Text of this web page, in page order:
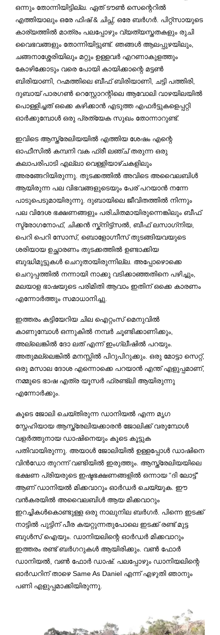
ഒന്നും തോന്നിയിട്ടില്ല. ഏത് ടൗൺ സെന്റെറിൽ
എത്തിയാലും ഒരേ ഫിഷ് & ചിപ്സ്, ഒരേ ബർഗർ. പിറ്റ്സായുടെ
കാര്യത്തിൽ മാത്രം പലപ്പോഴും വ്യത്യസ്തതകളും രുചി
വൈഭവങ്ങളും തോന്നിയിട്ടുണ്ട്. ഞങ്ങൾ ആലപ്പുഴയിലും,
ചങ്ങനാശ്ശേരിയിലും മറ്റും ഉള്ളവർ എറണാകുളത്തും
കോഴിക്കോടും വരെ പോയി കായിക്കാന്റെ മട്ടൺ
ബിരിയാണി, റഹ്മത്തിലെ ബീഫ് ബിരിയാണി, ചട്ടി പത്തിരി,
ദുബായ് പാരഗൺ റെസ്റ്റോറന്റിലെ ആവോലി വാഴയിലയിൽ
പൊള്ളിച്ചത് ഒക്കെ കഴിക്കാൻ എടുത്ത എഫർട്ടുകളെപ്പറ്റി
ഓർക്കുമ്പോൾ ഒരു പ്രത്യേക സുഖം തോന്നാറുണ്ട്.
ഇവിടെ ആസ്ത്രേലിയയിൽ എത്തിയ ശേഷം എന്റെ
ഓഫീസിൽ കമ്പനി വക ഫ്രീ ലഞ്ച് തരുന്ന ഒരു
കലാപരിപാടി എല്ലാ വെള്ളിയാഴ്ചകളിലും
അരങ്ങേറിയിരുന്നു. തുടക്കത്തിൽ അവിടെ അവൈലബിൾ
ആയിരുന്ന പല വിഭവങ്ങളുടെയും പേര് പറയാൻ നന്നേ
പാടുപെടുമായിരുന്നു. ദുബായിലെ ജീവിതത്തിൽ നിന്നും
പല വിദേശ ഭക്ഷണങ്ങളും പരിചിതമായിരുന്നെങ്കിലും ബീഫ്
സ്ട്രോഗനോഫ്, ചിക്കൻ സ്ക്നിട്ട്സൽ, ബീഫ് ലസാഗ്‌നിയ,
പെറി പെറി സോസ്, ബൊളോഗ്നീസ് തുടങ്ങിയവയുടെ
ശരിയായ ഉച്ഛാരണം തുടക്കത്തിൽ ഉണ്ടാക്കിയ
ബുദ്ധിമുട്ടുകൾ ചെറുതായിരുന്നില്ല. അപ്പോഴൊക്കെ
ചെറുപ്പത്തിൽ നന്നായി നാക്കു വടിക്കാഞ്ഞതിനെ പഴിച്ചും,
മലയാള ഭാഷയുടെ പരിമിതി ആവാം ഇതിന് ഒക്കെ കാരണം
എന്നോർത്തും സമാധാനിച്ചു.
ഇത്തരം കട്ടിയേറിയ ചില ഐറ്റംസ് മെനുവിൽ
കാണുമ്പോൾ ഒന്നുകിൽ നമ്പർ ചൂണ്ടിക്കാണിക്കും,
അല്ലെങ്കിൽ ദോ ലത് എന്ന് ഇംഗ്ലീഷിൽ പറയും.
അതുമല്ലെങ്കിൽ മനസ്സിൽ പിറുപിറുക്കും. ഒരു മോട്ടാ സെറ്റ്,
ഒരു മസാല ദോശ എന്നൊക്കെ പറയാൻ എന്ത് എളുപ്പമാണ്,
നമ്മുടെ ഭാഷ എത്ര യൂസർ ഫ്രണ്ട്ലി ആയിരുന്നു
എന്നോർക്കും.
കൂടെ ജോലി ചെയ്തിരുന്ന ഡാനിയൽ എന്ന മൃഗ
സ്നേഹിയായ ആസ്ത്രേലിയക്കാരൻ ജോലിക്ക് വരുമ്പോൾ
വളർത്തുനായ ഡാഷിനെയും കൂടെ കൂട്ടുക
പതിവായിരുന്നു. അയാൾ ജോലിയിൽ ഉള്ളപ്പോൾ ഡാഷിനെ
വിൻഡോ തുറന്ന് വണ്ടിയിൽ ഇരുത്തും. ആസ്ത്രേലിയയിലെ
ഭക്ഷണ പ്രിയരുടെ ഇഷ്ടഭക്ഷണങ്ങളിൽ ഒന്നായ “ദി ലോട്ട്”
ആണ് ഡാനിയൽ മിക്കവാറും ഓർഡർ ചെയ്യുക. ഈ
വൻകരയിൽ അവൈലബിൾ ആയ മിക്കവാറും
ഇറച്ചികൾകൊണ്ടുള്ള ഒരു നാലുനില ബർഗർ. പിന്നെ ഇടക്ക്
നാട്ടിൽ പുട്ടിന് പീര കയറ്റുന്നതുപോലെ ഇടക്ക് രണ്ട് മുട്ട
ബുൾസ് ഐയും. ഡാനിയലിന്റെ ഓർഡർ മിക്കവാറും
ഇത്തരം രണ്ട് ബർഗറുകൾ ആയിരിക്കും. വൺ ഫോർ
ഡാനിയൽ, വൺ ഫോർ ഡാഷ്. പലപ്പോഴും ഡാനിയലിന്റെ
ഓർഡറിന് താഴെ Same As Daniel എന്ന് എഴുതി ഞാനും
പണി എളുപ്പമാക്കിയിരുന്നു.